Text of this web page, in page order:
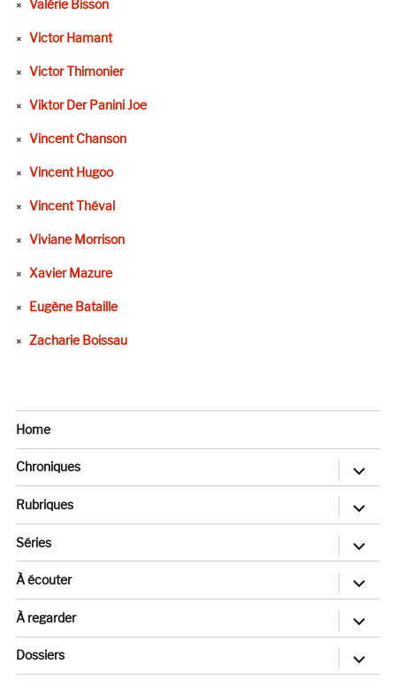
Valérie Bisson
Victor Hamant
Victor Thimonier
Viktor Der Panini Joe
Vincent Chanson
Vincent Hugoo
Vincent Théval
Viviane Morrison
Xavier Mazure
Eugène Bataille
Zacharie Boissau
Home
Chroniques
ouvrir
sous-
menu
Rubriques
ouvrir
sous-
menu
Séries
ouvrir
sous-
menu
À écouter
ouvrir
le
sous-
menu
À regarder
ouvrir
sous-
menu
Dossiers
ouvrir
sous-